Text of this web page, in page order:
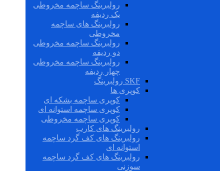
رولبرینگ ساچمه مخروطی
یک ردیفه
رولبرینگ های ساچمه
مخروطی
رولبرینگ ساچمه مخروطی
دو ردیفه
رولبرینگ ساچمه مخروطی
چهار ردیفه
SKF رولبرینگ
کوپری ها
کوپری ساچمه بشکه ای
کوپری ساچمه استوانه ای
کوپری ساچمه مخروطی
رولبرینگ های کارب
رولبرینگ های کف گرد ساچمه
استوانه ای
رولبرینگ های کف گرد ساچمه
سوزنی